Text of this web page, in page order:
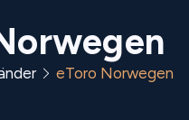
eToro Norwegen